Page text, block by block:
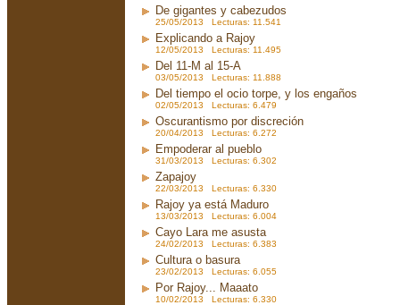
De gigantes y cabezudos
25/05/2013 Lecturas: 11.541
Explicando a Rajoy
12/05/2013 Lecturas: 11.495
Del 11-M al 15-A
03/05/2013 Lecturas: 11.888
Del tiempo el ocio torpe, y los engaños
02/05/2013 Lecturas: 6.479
Oscurantismo por discreción
20/04/2013 Lecturas: 6.272
Empoderar al pueblo
31/03/2013 Lecturas: 6.302
Zapajoy
22/03/2013 Lecturas: 6.330
Rajoy ya está Maduro
13/03/2013 Lecturas: 6.004
Cayo Lara me asusta
24/02/2013 Lecturas: 6.383
Cultura o basura
23/02/2013 Lecturas: 6.055
Por Rajoy... Maaato
10/02/2013 Lecturas: 6.330